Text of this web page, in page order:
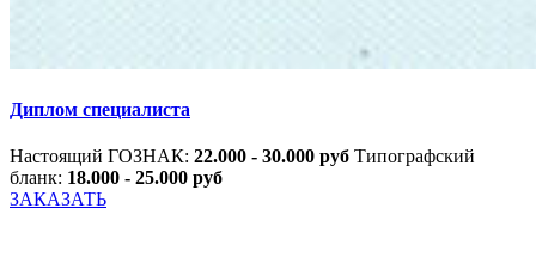
Диплом специалиста
Настоящий ГОЗНАК: 22.000 - 30.000 руб Типографский
бланк: 18.000 - 25.000 руб
ЗАКАЗАТЬ